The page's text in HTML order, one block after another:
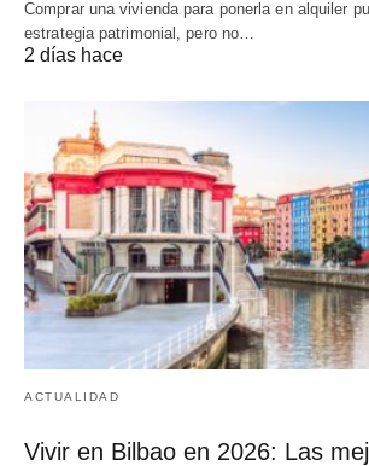
Comprar una vivienda para ponerla en alquiler
estrategia patrimonial, pero no…
2 días hace
ACTUALIDAD
Vivir en Bilbao en 2026: Las